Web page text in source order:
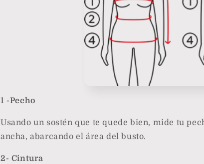
1 -Pecho
Usando un sostén que te quede bien, mide tu
ancha, abarcando el área del busto.
2- Cintura